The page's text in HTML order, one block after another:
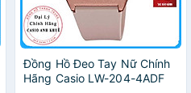
Đồng Hồ Đeo Tay Nữ Chính
Hãng Casio LW-204-4ADF